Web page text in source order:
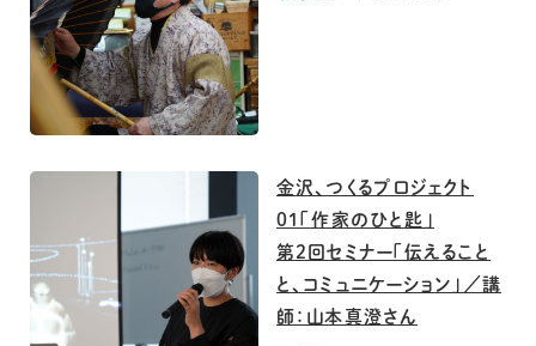
金沢、つくるプロジェクト
01「作家のひと匙」
第2回セミナー「伝えること
と、コミュニケーション」／講
師：山本真澄さん